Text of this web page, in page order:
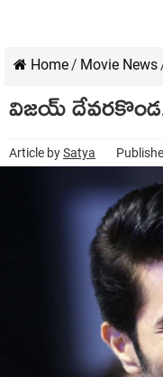
Home/ Movie News
విజయ్
Article bySatya